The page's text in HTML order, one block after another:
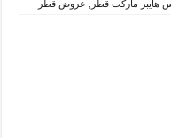
هايبر ماركت قطر عروض قطر